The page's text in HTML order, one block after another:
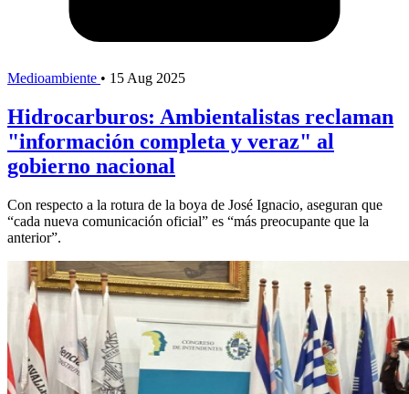
Medioambiente • 15 Aug 2025
Hidrocarburos: Ambientalistas reclaman
"información completa y veraz" al
gobierno nacional
Con respecto a la rotura de la boya de José Ignacio, aseguran que
“cada nueva comunicación oficial” es “más preocupante que la
anterior”.